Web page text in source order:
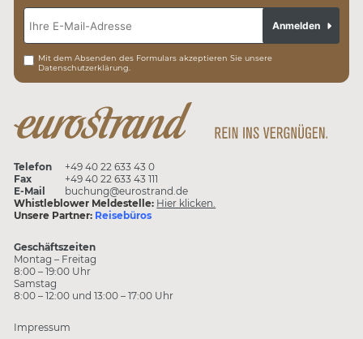
Mit dem Absenden des Formulars akzeptieren Sie unsere
Datenschutzerklärung.
Anmelden
Telefon
+49 40 22 633 43 0
Fax
+49 40 22 633 43 111
E-Mail
buchung@eurostrand.de
Whistleblower Meldestelle: Hier klicken.
Unsere Partner: Reisebüros
Geschäftszeiten
Montag – Freitag
8:00 – 19:00 Uhr
Samstag
8:00 – 12:00 und 13:00 – 17:00 Uhr
Impressum